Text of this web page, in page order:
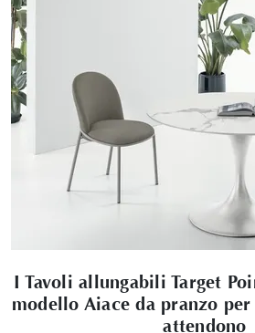
I Tavoli allungabili Target
modello Aiace da pranzo
attendono